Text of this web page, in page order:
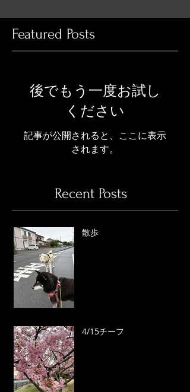
Featured Posts
後でもう一度お試し
ください
記事が公開されると、ここに表示
されます。
Recent Posts
散歩
4/15チーフ